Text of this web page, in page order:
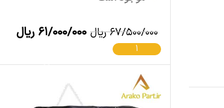
۶۷/۵۰۰/۰۰۰ریال ۶۱/۰۰۰/۰۰۰ ریال